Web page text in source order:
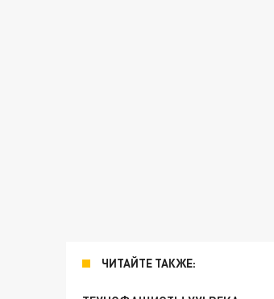
ЧИТАЙТЕ ТАКЖЕ: